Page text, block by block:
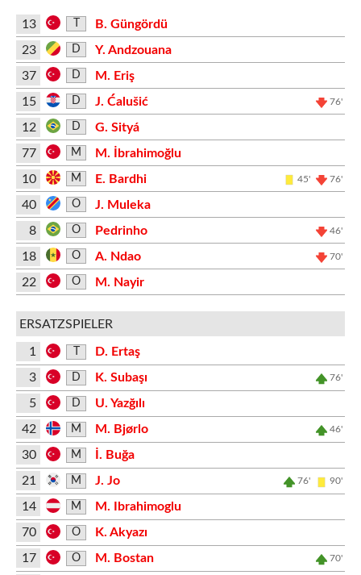
13
B. Güngördü
23
D
Y. Andzouana
37
D
M. Eriş
15
D J. Ćalušić 76'
12 D
G. Sityá
77
M
M. İbrahimoğlu
10
M E. Bardhi 45' 76'
40 O
J. Muleka
8
O Pedrinho 46'
18 O A. Ndao 70'
22 O M. Nayir
ERSATZSPIELER
1
D. Ertaş
3
D K. Subaşı 76'
5 D
U. Yazğılı
42
M M. Bjørlo 46'
30 M
İ. Buğa
21
M J. Jo 76' 90'
14 M
M. Ibrahimoglu
70
O
K. Akyazı
17
O M. Bostan 70'